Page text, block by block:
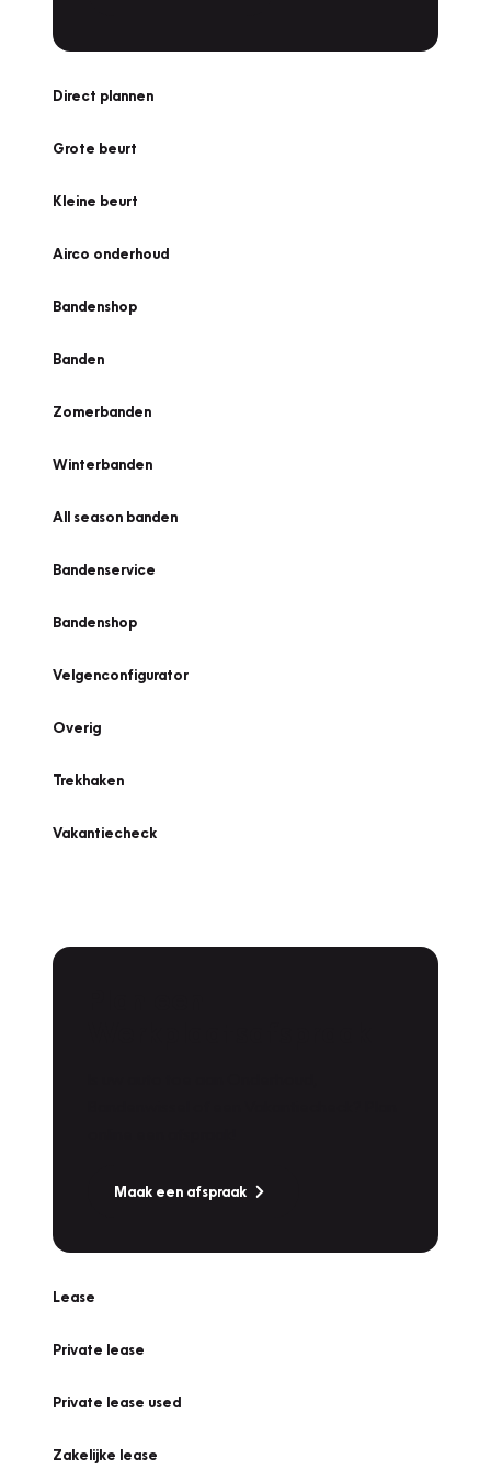
Direct plannen
Grote beurt
Kleine beurt
Airco onderhoud
Bandenshop
Banden
Zomerbanden
Winterbanden
All season banden
Bandenservice
Bandenshop
Velgenconfigurator
Overig
Trekhaken
Vakantiecheck
Maak een afspraak
Lease
Private lease
Private lease used
Zakelijke lease